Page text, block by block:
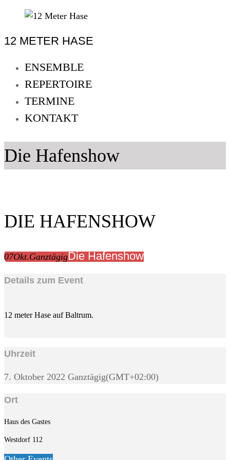
content
Meter
Improtheater
Oldenburg
12 METER HASE
ENSEMBLE
REPERTOIRE
TERMINE
KONTAKT
Die Hafenshow
DIE HAFENSHOW
07Okt.GanztägigDie Hafenshow
Details zum Event
12 meter Hase auf Baltrum.
Uhrzeit
7. Oktober 2022 Ganztägig(GMT+02:00)
Ort
Haus des Gastes
Westdorf 112